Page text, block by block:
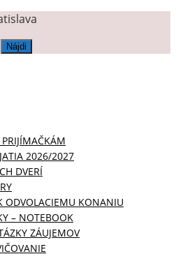
2026/2027
DVERÍ
ODVOLACIEMU KONANIU
– NOTEBOOK
ZÁUJEMOV